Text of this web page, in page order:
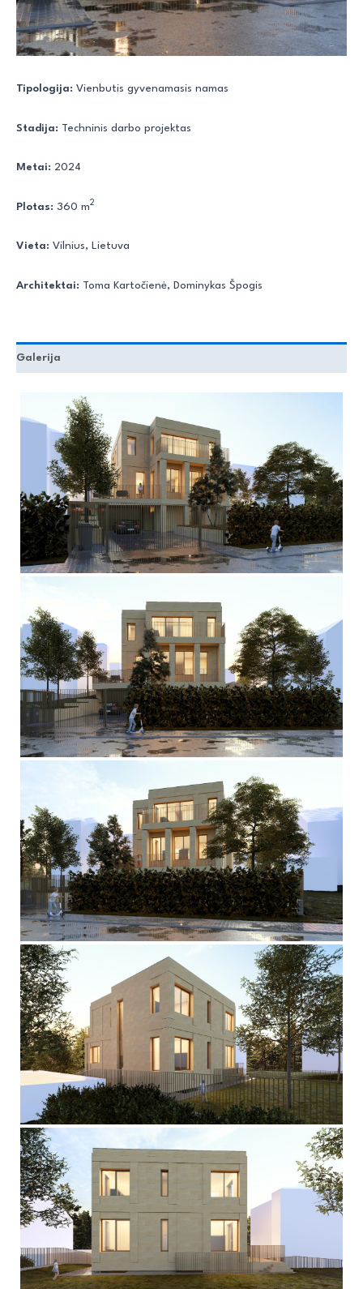
Tipologija: Vienbutis gyvenamasis namas
Stadija: Techninis darbo projektas
Metai: 2024
Plotas: 360 m2
Vieta: Vilnius, Lietuva
Architektai: Toma Kartočienė, Dominykas Špogis
Galerija